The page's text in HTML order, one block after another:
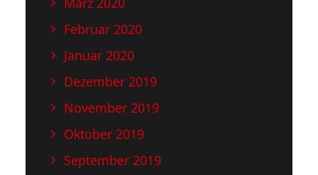
Februar 2020
Januar 2020
Dezember 2019
November 2019
Oktober 2019
September 2019